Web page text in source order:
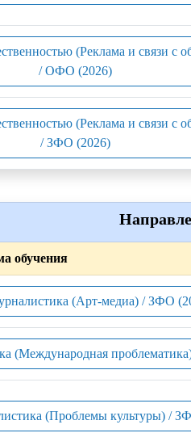
(Реклама и связи
/ ОФО (2026)
(Реклама и связи
/ ЗФО (2026)
обучения
(Арт-медиа) / ЗФО
(Международная
(Проблемы культуры) /